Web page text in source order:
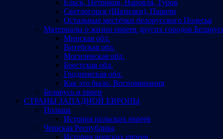
Ельск, Петриков, Наровля, Туров
Светлогорск (Шатилки), Паричи
Остальные местечки белорусского Полесья
Материалы о жизни евреев других городов
Минская обл.
Витебская обл.
Могилевская обл.
Брестская обл.
Гродненская обл.
Как это было. Воспоминания
Беларусь и евреи
СТРАНЫ ЗАПАДНОЙ ЕВРОПЫ
Польша
История польских евреев
Чешская Республика
История чешских евреев